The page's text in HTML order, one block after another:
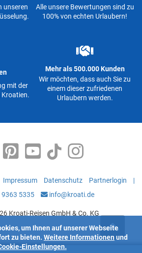
unseren
Alle unsere Bewertungen sind zu
100% von echten Urlaubern!
mit der
Mehr als 500.000 Kunden
Wir möchten, dass auch Sie zu
einem dieser zufriedenen
Urlaubern werden.
Impressum Datenschutz Partnerlogin
|
5335
info@kroati.de
Kroati-Reisen GmbH & Co. KG
um Ihnen auf unserer Webseite
zu bieten. Weitere Informationen und
Einstellungen.